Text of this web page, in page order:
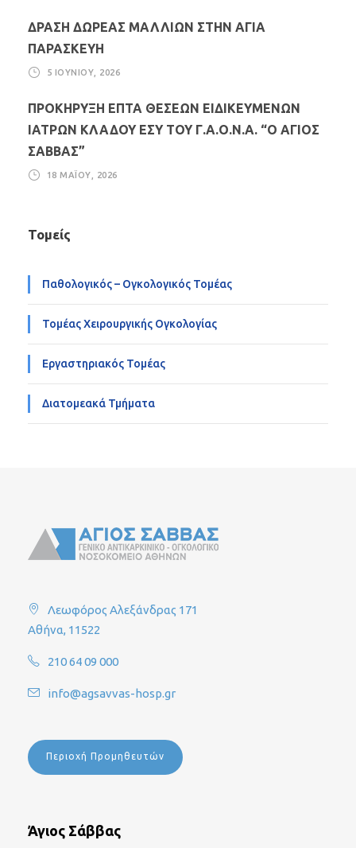
ΔΡΑΣΗ ΔΩΡΕΑΣ ΜΑΛΛΙΩΝ ΣΤΗΝ ΑΓΙΑ
ΠΑΡΑΣΚΕΥΗ
5 ΙΟΥΝΊΟΥ, 2026
ΠΡΟΚΗΡΥΞΗ ΕΠΤΑ ΘΕΣΕΩΝ ΕΙΔΙΚΕΥΜΕΝΩΝ
ΙΑΤΡΩΝ ΚΛΑΔΟΥ ΕΣΥ ΤΟΥ Γ.Α.Ο.Ν.Α. “Ο ΑΓΙΟΣ
ΣΑΒΒΑΣ”
18 ΜΑΪ́ΟΥ, 2026
Τομείς
Παθολογικός – Ογκολογικός Τομέας
Τομέας Χειρουργικής Ογκολογίας
Εργαστηριακός Τομέας
Διατομεακά Τμήματα
Λεωφόρος Αλεξάνδρας 171
Αθήνα, 11522
210 64 09 000
info@agsavvas-hosp.gr
Περιοχή Προμηθευτών
Άγιος Σάββας